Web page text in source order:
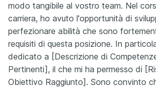
modo tangibile al vostro team. Nel
carriera, ho avuto l'opportunità di
perfezionare abilità che sono
requisiti di questa posizione. In
dedicato a [Descrizione di
Pertinenti], il che mi ha permesso di
Obiettivo Raggiunto]. Sono convinto